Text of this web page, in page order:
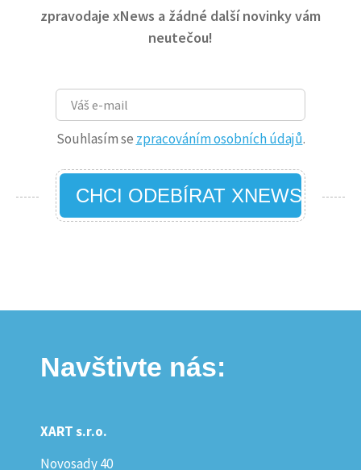
zpravodaje xNews a žádné další novinky vám
neutečou!
Souhlasím se zpracováním osobních údajů.
CHCI ODEBÍRAT XNEWS
Navštivte nás:
XART s.r.o.
Novosady 40